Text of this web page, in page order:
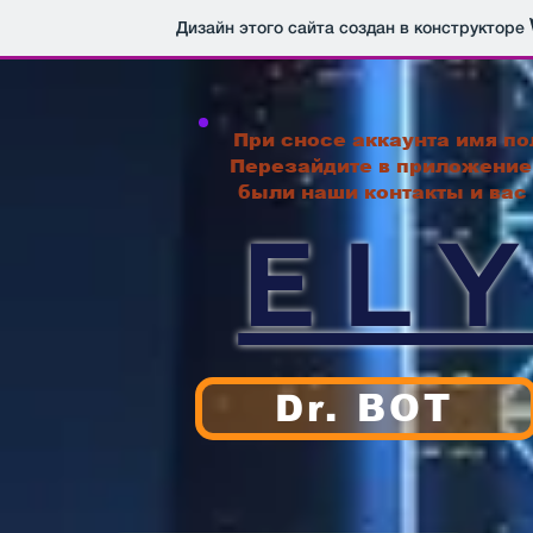
Дизайн этого сайта создан в конструкторе
При сносе аккаунта имя
Перезайдите в
были наши контакты и вас
Dr. ВОТ